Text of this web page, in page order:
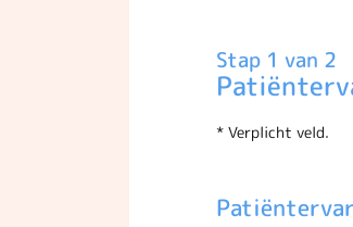
Stap 1 van 2
* Verplicht veld.